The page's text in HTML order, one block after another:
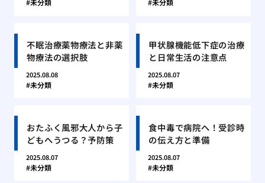
未分類 未分類
不眠治療薬物療法と非薬
物療法の選択肢
2025.08.08
未分類
甲状腺機能低下症の治療
と日常生活の注意点
2025.08.07
未分類
おたふく風邪大人から子
どもへうつる？予防策
2025.08.07
未分類
食中毒で病院へ！受診時
の伝え方と準備
2025.08.07
未分類